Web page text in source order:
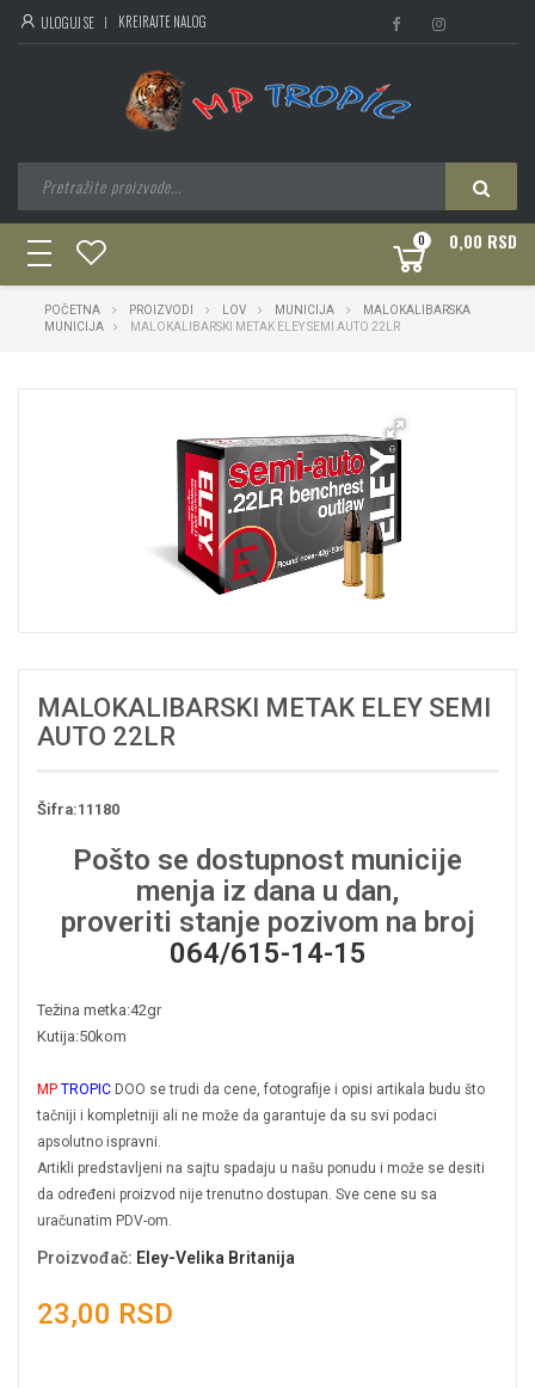
ULOGUJ SE KREIRAJTE NALOG
toggle
navigation
0 0,00 RSD
POČETNA PROIZVODI LOV MUNICIJA
MALOKALIBARSKA
MUNICIJA
MALOKALIBARSKI METAK ELEY SEMI AUTO 22LR
MALOKALIBARSKI METAK ELEY SEMI
AUTO 22LR
Šifra:11180
Pošto se dostupnost municije
menja iz dana u dan,
proveriti stanje pozivom na broj
064/615-14-15
Težina metka:42gr
Kutija:50kom
MP TROPIC DOO se trudi da cene, fotografije i opisi artikala budu što
tačniji i kompletniji ali ne može da garantuje da su svi podaci
apsolutno ispravni.
Artikli predstavljeni na sajtu spadaju u našu ponudu i može se desiti
da određeni proizvod nije trenutno dostupan. Sve cene su sa
uračunatim PDV-om.
Proizvođač: Eley-Velika Britanija
23,00 RSD